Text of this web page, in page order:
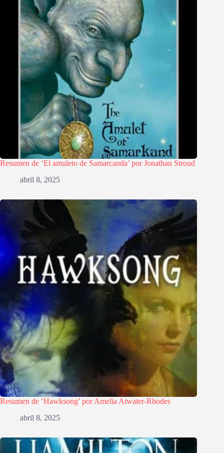
Resumen de ‘El amuleto de Samarcanda’ por Jonathan Stroud
abril 8, 2025
Resumen de ‘Hawksong’ por Amelia Atwater-Rhodes
abril 8, 2025